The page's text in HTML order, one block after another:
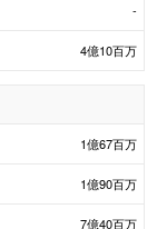
-
4億10百万
1億67百万
1億90百万
7億40百万